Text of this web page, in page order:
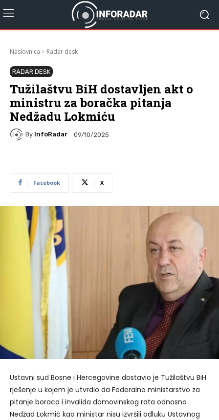
Naslovnica Radar desk
RADAR DESK
Tužilaštvu BiH dostavljen akt o
ministru za boračka pitanja
Nedžadu Lokmiću
By InfoRadar 09/10/2025
Facebook X
Ustavni sud Bosne i Hercegovine dostavio je Tužilaštvu BiH
rješenje u kojem je utvrdio da Federalno ministarstvo za
pitanje boraca i invalida domovinskog rata odnosno
Nedžad Lokmić kao ministar nisu izvršili odluku Ustavnog